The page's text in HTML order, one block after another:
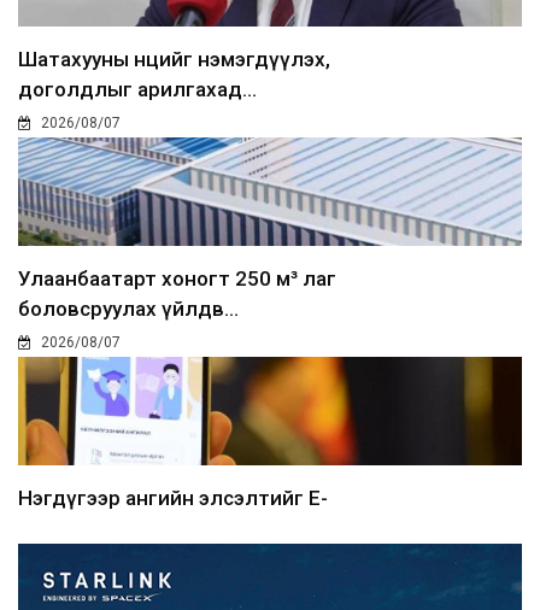
Шатахууны нөөцийг нэмэгдүүлэх,
доголдлыг арилгахад...
2026/08/07
Улаанбаатарт хоногт 250 м³ лаг
боловсруулах үйлдв...
2026/08/07
Нэгдүгээр ангийн элсэлтийг E-